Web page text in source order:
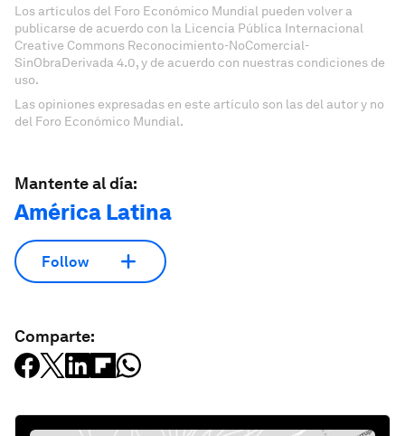
Los artículos del Foro Económico Mundial pueden volver a
publicarse de acuerdo con la Licencia Pública Internacional
Creative Commons Reconocimiento-NoComercial-
SinObraDerivada 4.0, y de acuerdo con nuestras condiciones de
uso.
Las opiniones expresadas en este artículo son las del autor y no
del Foro Económico Mundial.
Mantente al día:
América Latina
Follow
Comparte: